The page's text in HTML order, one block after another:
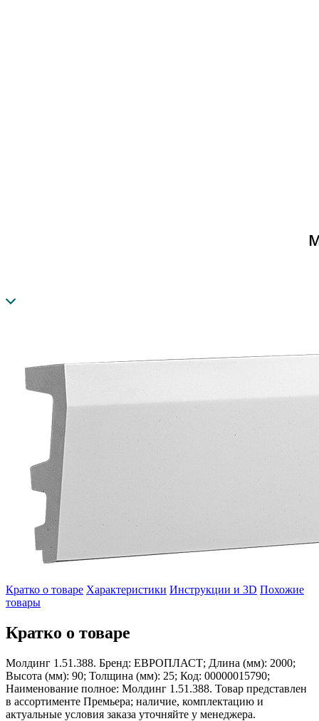
Кратко о товаре Характеристики Инструкции и 3D Похожие
товары
Кратко о товаре
Молдинг 1.51.388. Бренд: ЕВРОПЛАСТ; Длина (мм): 2000;
Высота (мм): 90; Толщина (мм): 25; Код: 00000015790;
Наименование полное: Молдинг 1.51.388. Товар представлен
в ассортименте Премьера; наличие, комплектацию и
актуальные условия заказа уточняйте у менеджера.